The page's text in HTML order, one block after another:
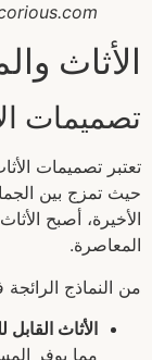
الأثاث
تصميمات
تعتبر تصميمات
حيث تمزج بين
الأخيرة، أصبح
المعاصرة.
من النماذج
الأثاث القابل
مما يوفر